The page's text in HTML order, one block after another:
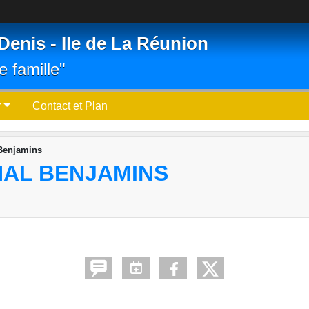
- Ile de La Réunion
famille"
Contact et Plan
BENJAMINS